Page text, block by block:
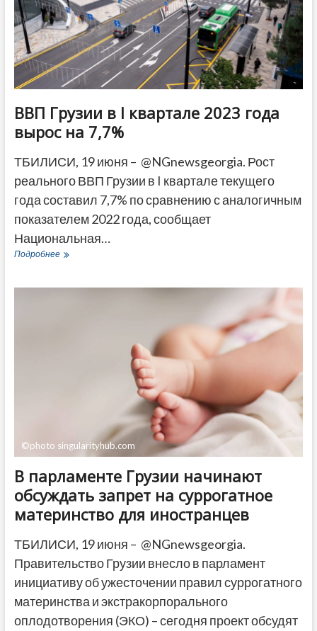
ВВП Грузии в I квартале 2023 года
вырос на 7,7%
ТБИЛИСИ, 19 июня – @NGnewsgeorgia. Рост
реального ВВП Грузии в I квартале текущего
года составил 7,7% по сравнению с аналогичным
показателем 2022 года, сообщает
Национальная…
ПодробнееВВП
©photo singularityhub.com
В парламенте Грузии начинают
обсуждать запрет на суррогатное
материнство для иностранцев
ТБИЛИСИ, 19 июня – @NGnewsgeorgia.
Правительство Грузии внесло в парламент
инициативу об ужесточении правил суррогатного
материнства и экстракорпорального
оплодотворения (ЭКО) – сегодня проект обсудят